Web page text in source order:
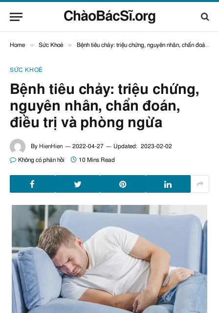
ChàoBácSĩ.org
Home » Sức Khoẻ » Bệnh tiêu chảy: triệu chứng, nguyên nhân, chẩn đoán, điều trị và phòng ngừa
SỨC KHOẺ
Bệnh tiêu chảy: triệu chứng,
nguyên nhân, chẩn đoán,
điều trị và phòng ngừa
By HienHien 2022-04-27 Updated: 2023-02-02
Không có phản hồi 10 Mins Read